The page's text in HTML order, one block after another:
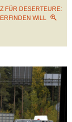
FÜR DESERTEURE:
WILL